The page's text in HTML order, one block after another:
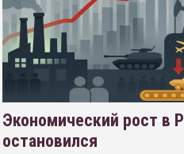
Экономический рост в
остановился